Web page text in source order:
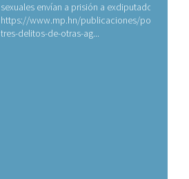
sexuales envían a prisión a exdiputado
https://www.mp.hn/publicaciones/por-
tres-delitos-de-otras-ag...